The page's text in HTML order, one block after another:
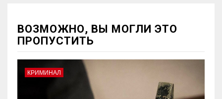
ВОЗМОЖНО, ВЫ МОГЛИ ЭТО
ПРОПУСТИТЬ
КРИМИНАЛ